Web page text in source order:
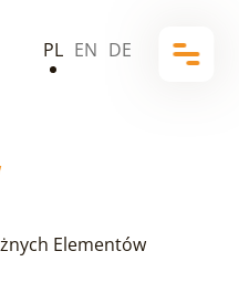
PL EN DE
Elementów